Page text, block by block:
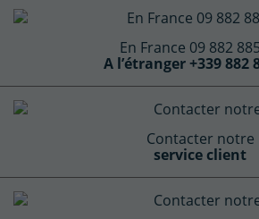
En France 09 882
A l’étranger +339 882
Contacter notre
service client